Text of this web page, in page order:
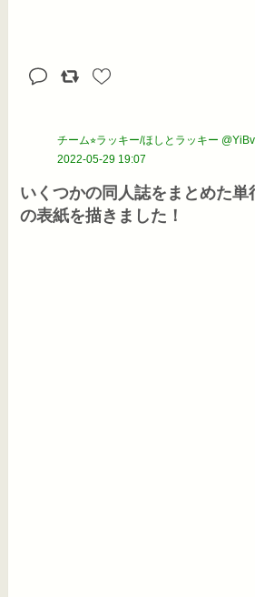
チーム⭐︎ラッキー/ほしとラッキー
2022-05-29 19:07
いくつかの同人誌をまとめた単
の表紙を描きました！